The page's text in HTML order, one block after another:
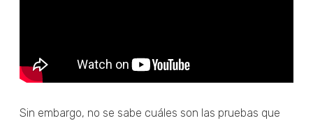
Sin embargo, no se sabe cuáles son las pruebas que